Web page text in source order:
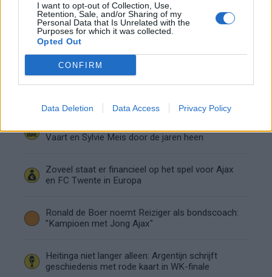
I want to opt-out of Collection, Use,
Retention, Sale, and/or Sharing of my
Personal Data that Is Unrelated with the
Purposes for which it was collected.
Opted Out
CONFIRM
Data Deletion Data Access Privacy Policy
Ouazane met Lionel Messi
Ajax zet grote stap richting volgende ronde na
Dusan Tadic kijkt met bijzondere gevoelens naar
Vaart en Sylvie Meis door de jaren heen
Zoveel staat er financieel op het spel voor Ajax
en FC Twente in Europa
Ronald de Boer noemt Reiziger als bondscoach:
"Kampioen met Jong Ajax"
Heitinga niet langer alleen: Argentijn schrijft
geschiedenis met rode kaart in WK-finale